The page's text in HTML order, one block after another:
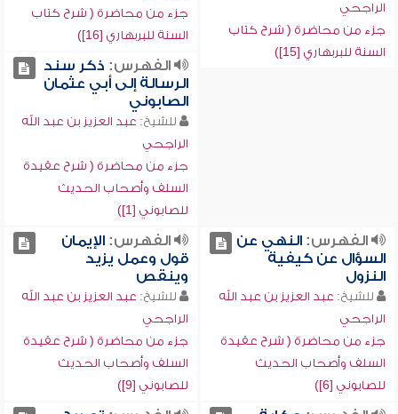
الراجحي
جزء من محاضرة ( شرح كتاب
السنة للبربهاري [15])
جزء من محاضرة ( شرح كتاب
السنة للبربهاري [16])
الفهرس: ذكر سند
الرسالة إلى أبي عثمان
الصابوني
للشيخ: عبد العزيز بن عبد الله
الراجحي
جزء من محاضرة ( شرح عقيدة
السلف وأصحاب الحديث
للصابوني [1])
الفهرس:النهي عن
السؤال عن كيفية
النزول
للشيخ: عبد العزيز بن عبد الله
الراجحي
جزء من محاضرة ( شرح عقيدة
السلف وأصحاب الحديث
للصابوني [6])
الفهرس:الإيمان
قول وعمل يزيد
وينقص
للشيخ: عبد العزيز بن عبد الله
الراجحي
جزء من محاضرة ( شرح عقيدة
السلف وأصحاب الحديث
للصابوني [9])